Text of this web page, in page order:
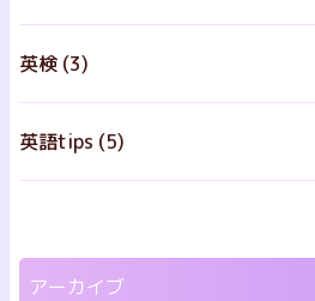
英検 (3)
英語tips (5)
アーカイブ